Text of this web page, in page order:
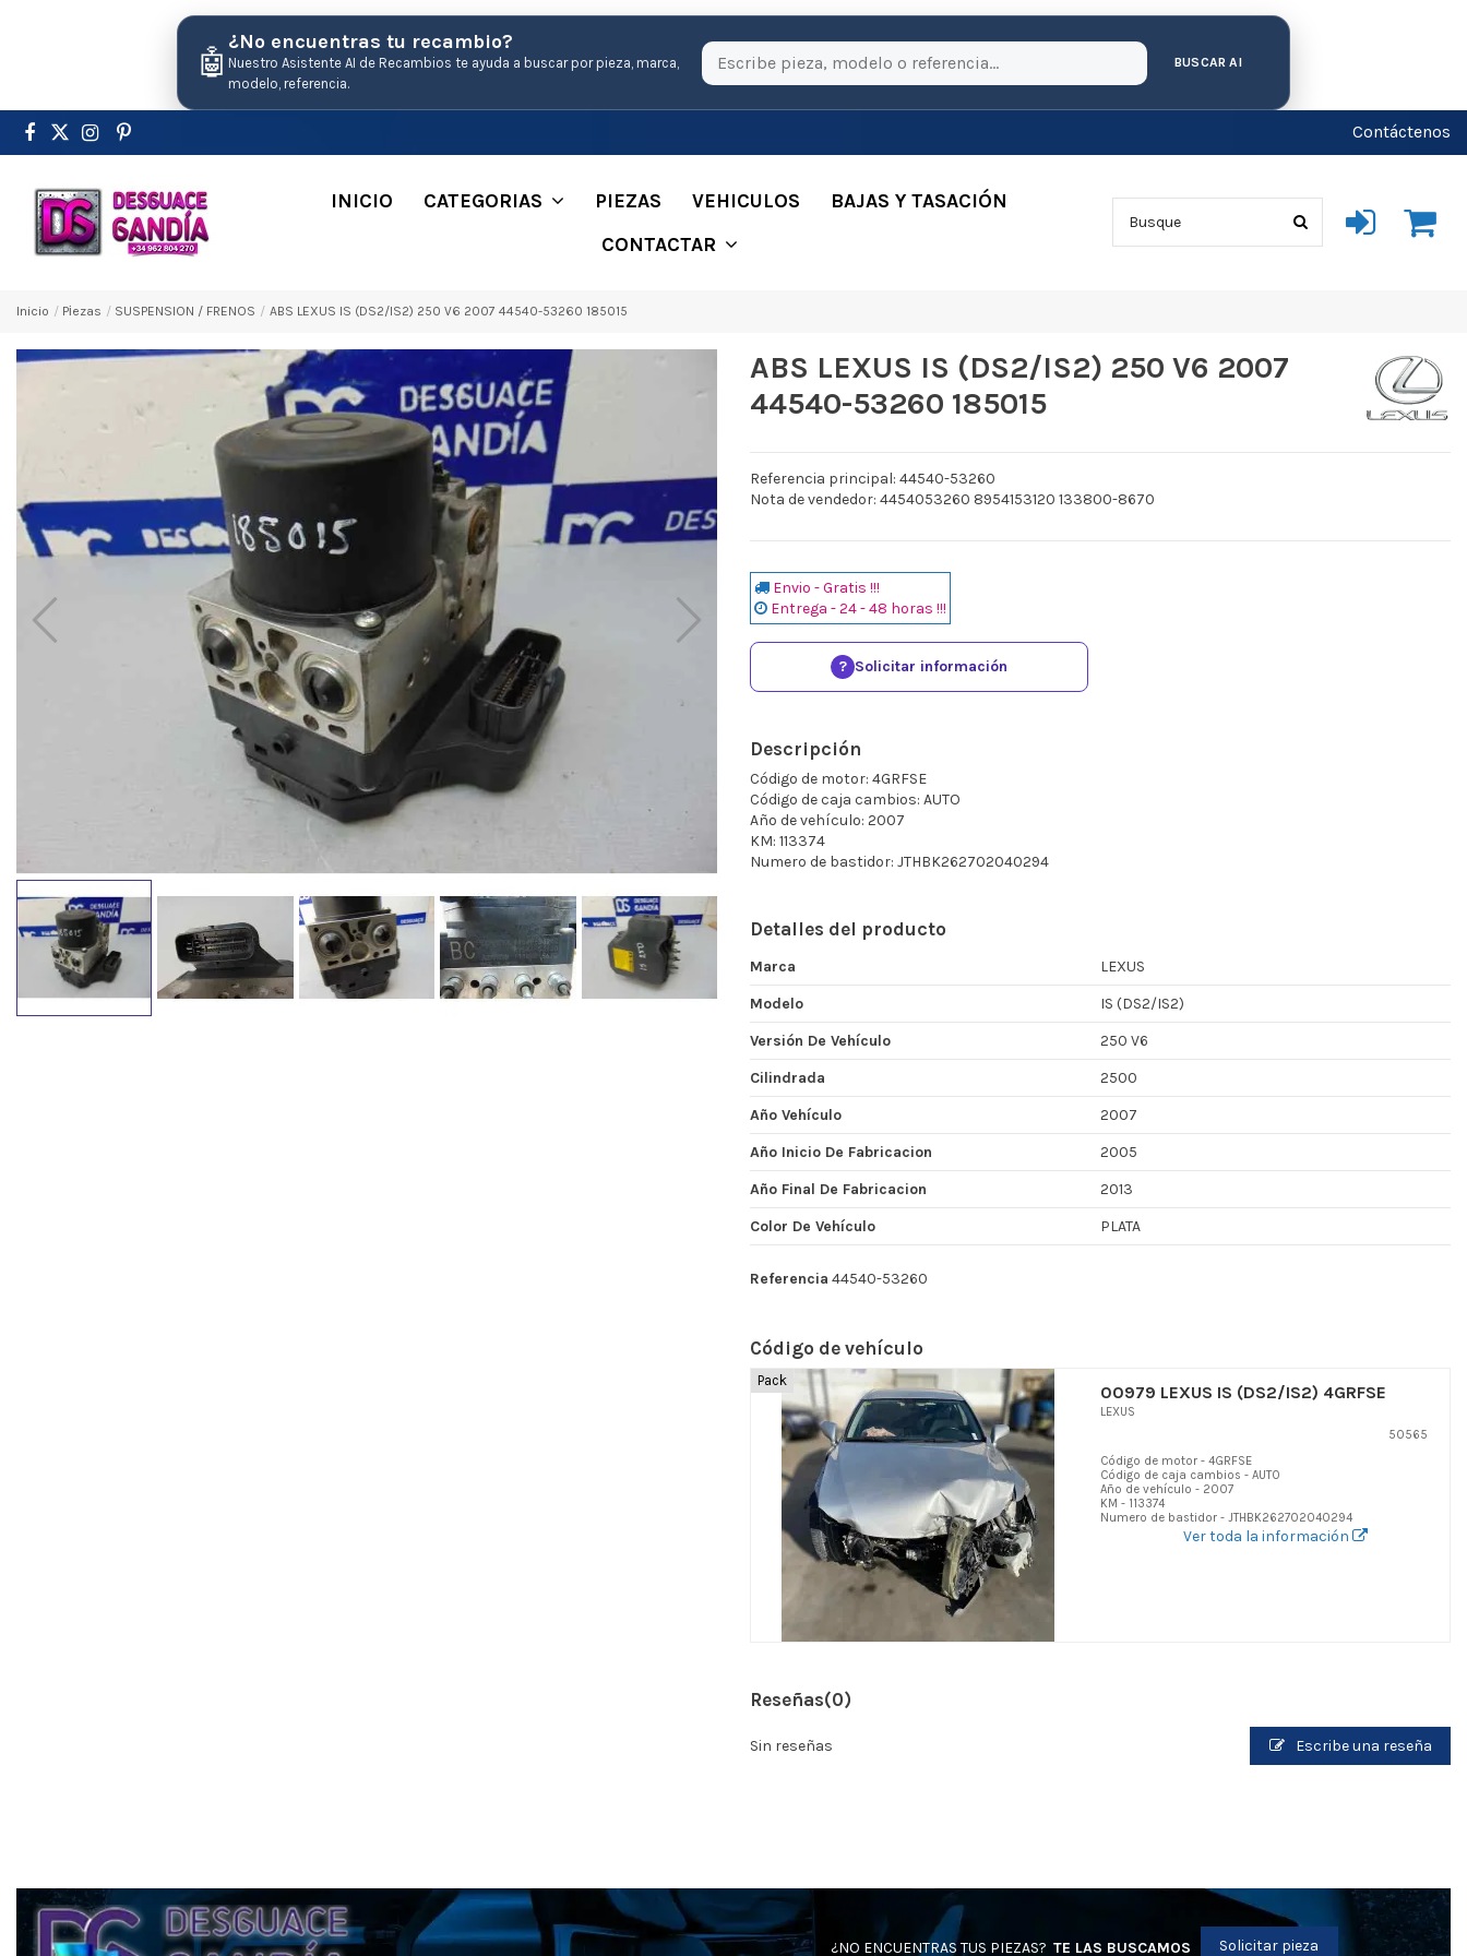
🤖
¿No encuentras tu recambio?
Nuestro Asistente AI de Recambios te ayuda a buscar por pieza, marca,
modelo, referencia.
BUSCAR AI
Contáctenos
INICIO CATEGORIAS PIEZAS VEHICULOS
BAJAS Y TASACIÓN
CONTACTAR
Inicio Pіezas SUSPENSION / FRENOS ABS LEXUS IS (DS2/IS2) 250 V6 2007 44540-53260 185015
ABS LEXUS IS (DS2/IS2) 250 V6 2007
44540-53260 185015
Referencia principal: 44540-53260
Nota de vendedor: 4454053260 8954153120 133800-8670
Envio - Gratis !!!
Entrega - 24 - 48 horas !!!
? Solicitar información
Descripción
Código de motor: 4GRFSE
Código de caja cambios: AUTO
Año de vehículo: 2007
KM: 113374
Numero de bastidor: JTHBK262702040294
Detalles del producto
Marca
LEXUS
Modelo
IS (DS2/IS2)
Versión De Vehículo
250 V6
Cilindrada
2500
Año Vehículo
2007
Año Inicio De Fabricacion
2005
Año Final De Fabricacion
2013
Color De Vehículo
PLATA
Referencia 44540-53260
Código de vehículo
Pack
00979 LEXUS IS (DS2/IS2) 4GRFSE
LEXUS
50565
Código de motor - 4GRFSE
Código de caja cambios - AUTO
Año de vehículo - 2007
KM - 113374
Numero de bastidor - JTHBK262702040294
Ver toda la información
Reseñas(0)
Sin reseñas Escribe una reseña
¿NO ENCUENTRAS TUS PIEZAS? TE LAS BUSCAMOS Solicitar pieza